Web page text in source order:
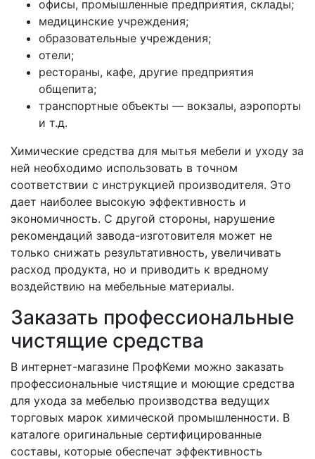
офисы, промышленные предприятия, склады;
медицинские учреждения;
образовательные учреждения;
отели;
рестораны, кафе, другие предприятия
общепита;
транспортные объекты — вокзалы, аэропорты
и т.д.
Химические средства для мытья мебели и уходу за
ней необходимо использовать в точном
соответствии с инструкцией производителя. Это
дает наиболее высокую эффективность и
экономичность. С другой стороны, нарушение
рекомендаций завода-изготовителя может не
только снижать результативность, увеличивать
расход продукта, но и приводить к вредному
воздействию на мебельные материалы.
Заказать профессиональные
чистящие средства
В интернет-магазине ПрофКеми можно заказать
профессиональные чистящие и моющие средства
для ухода за мебелью производства ведущих
торговых марок химической промышленности. В
каталоге оригинальные сертифицированные
составы, которые обеспечат эффективность